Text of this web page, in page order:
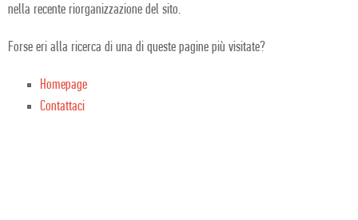
nella recente riorganizzazione del sito.
Forse eri alla ricerca di una di queste pagine più visitate?
Homepage
Contattaci